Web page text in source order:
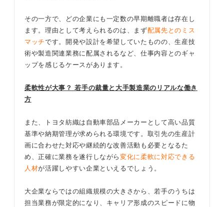
その一方で、どの企業にも一定数の早期離職者は存在し
ます。理由として考えられるのは、まず配属先とのミス
マッチです。開発や設計を希望していたものの、生産技
術や製造関連業務に配属されるなど、仕事内容とのギャ
ップを感じるケースがあります。
柔軟性が大事？ 若手の裁量と大手製造業のリアルな働き
方
また、トヨタ紡織は自動車部品メーカーとして高い品質
基準や納期管理が求められる環境です。取引先の生産計
画に合わせた対応や継続的な改善活動も必要となるた
め、正確に業務を遂行しながら変化に柔軟に対応できる
人材が活躍しやすい企業といえるでしょう。
大企業ならではの組織規模の大きさから、若手のうちは
担当業務が限定的になり、キャリア形成のスピードに物